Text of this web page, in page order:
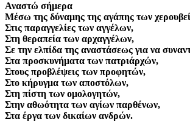
Αναστώ σήμερα
Μέσω της δύναμης της αγάπης των
Στις παραγγελίες των αγγέλων,
Στη θεραπεία των αρχαγγέλων,
Σε την ελπίδα της αναστάσεως για να
Στα προσκυνήματα των πατριάρχών,
Στους προβλέψεις των προφητών,
Στο κήρυγμα των αποστόλων,
Στη πίστη των ομολογητών,
Στην αθωότητα των αγίων παρθένων,
Στα έργα των δικαίων ανδρών.